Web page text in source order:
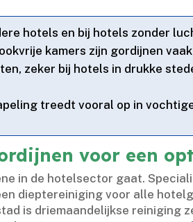
hotels en bij hotels zonder
kamers zijn gordijnen
zeker bij hotels in drukke
treedt vooral op in
voor een
in de hotelsector gaat.​
dieptereiniging voor alle
is driemaandelijkse reiniging